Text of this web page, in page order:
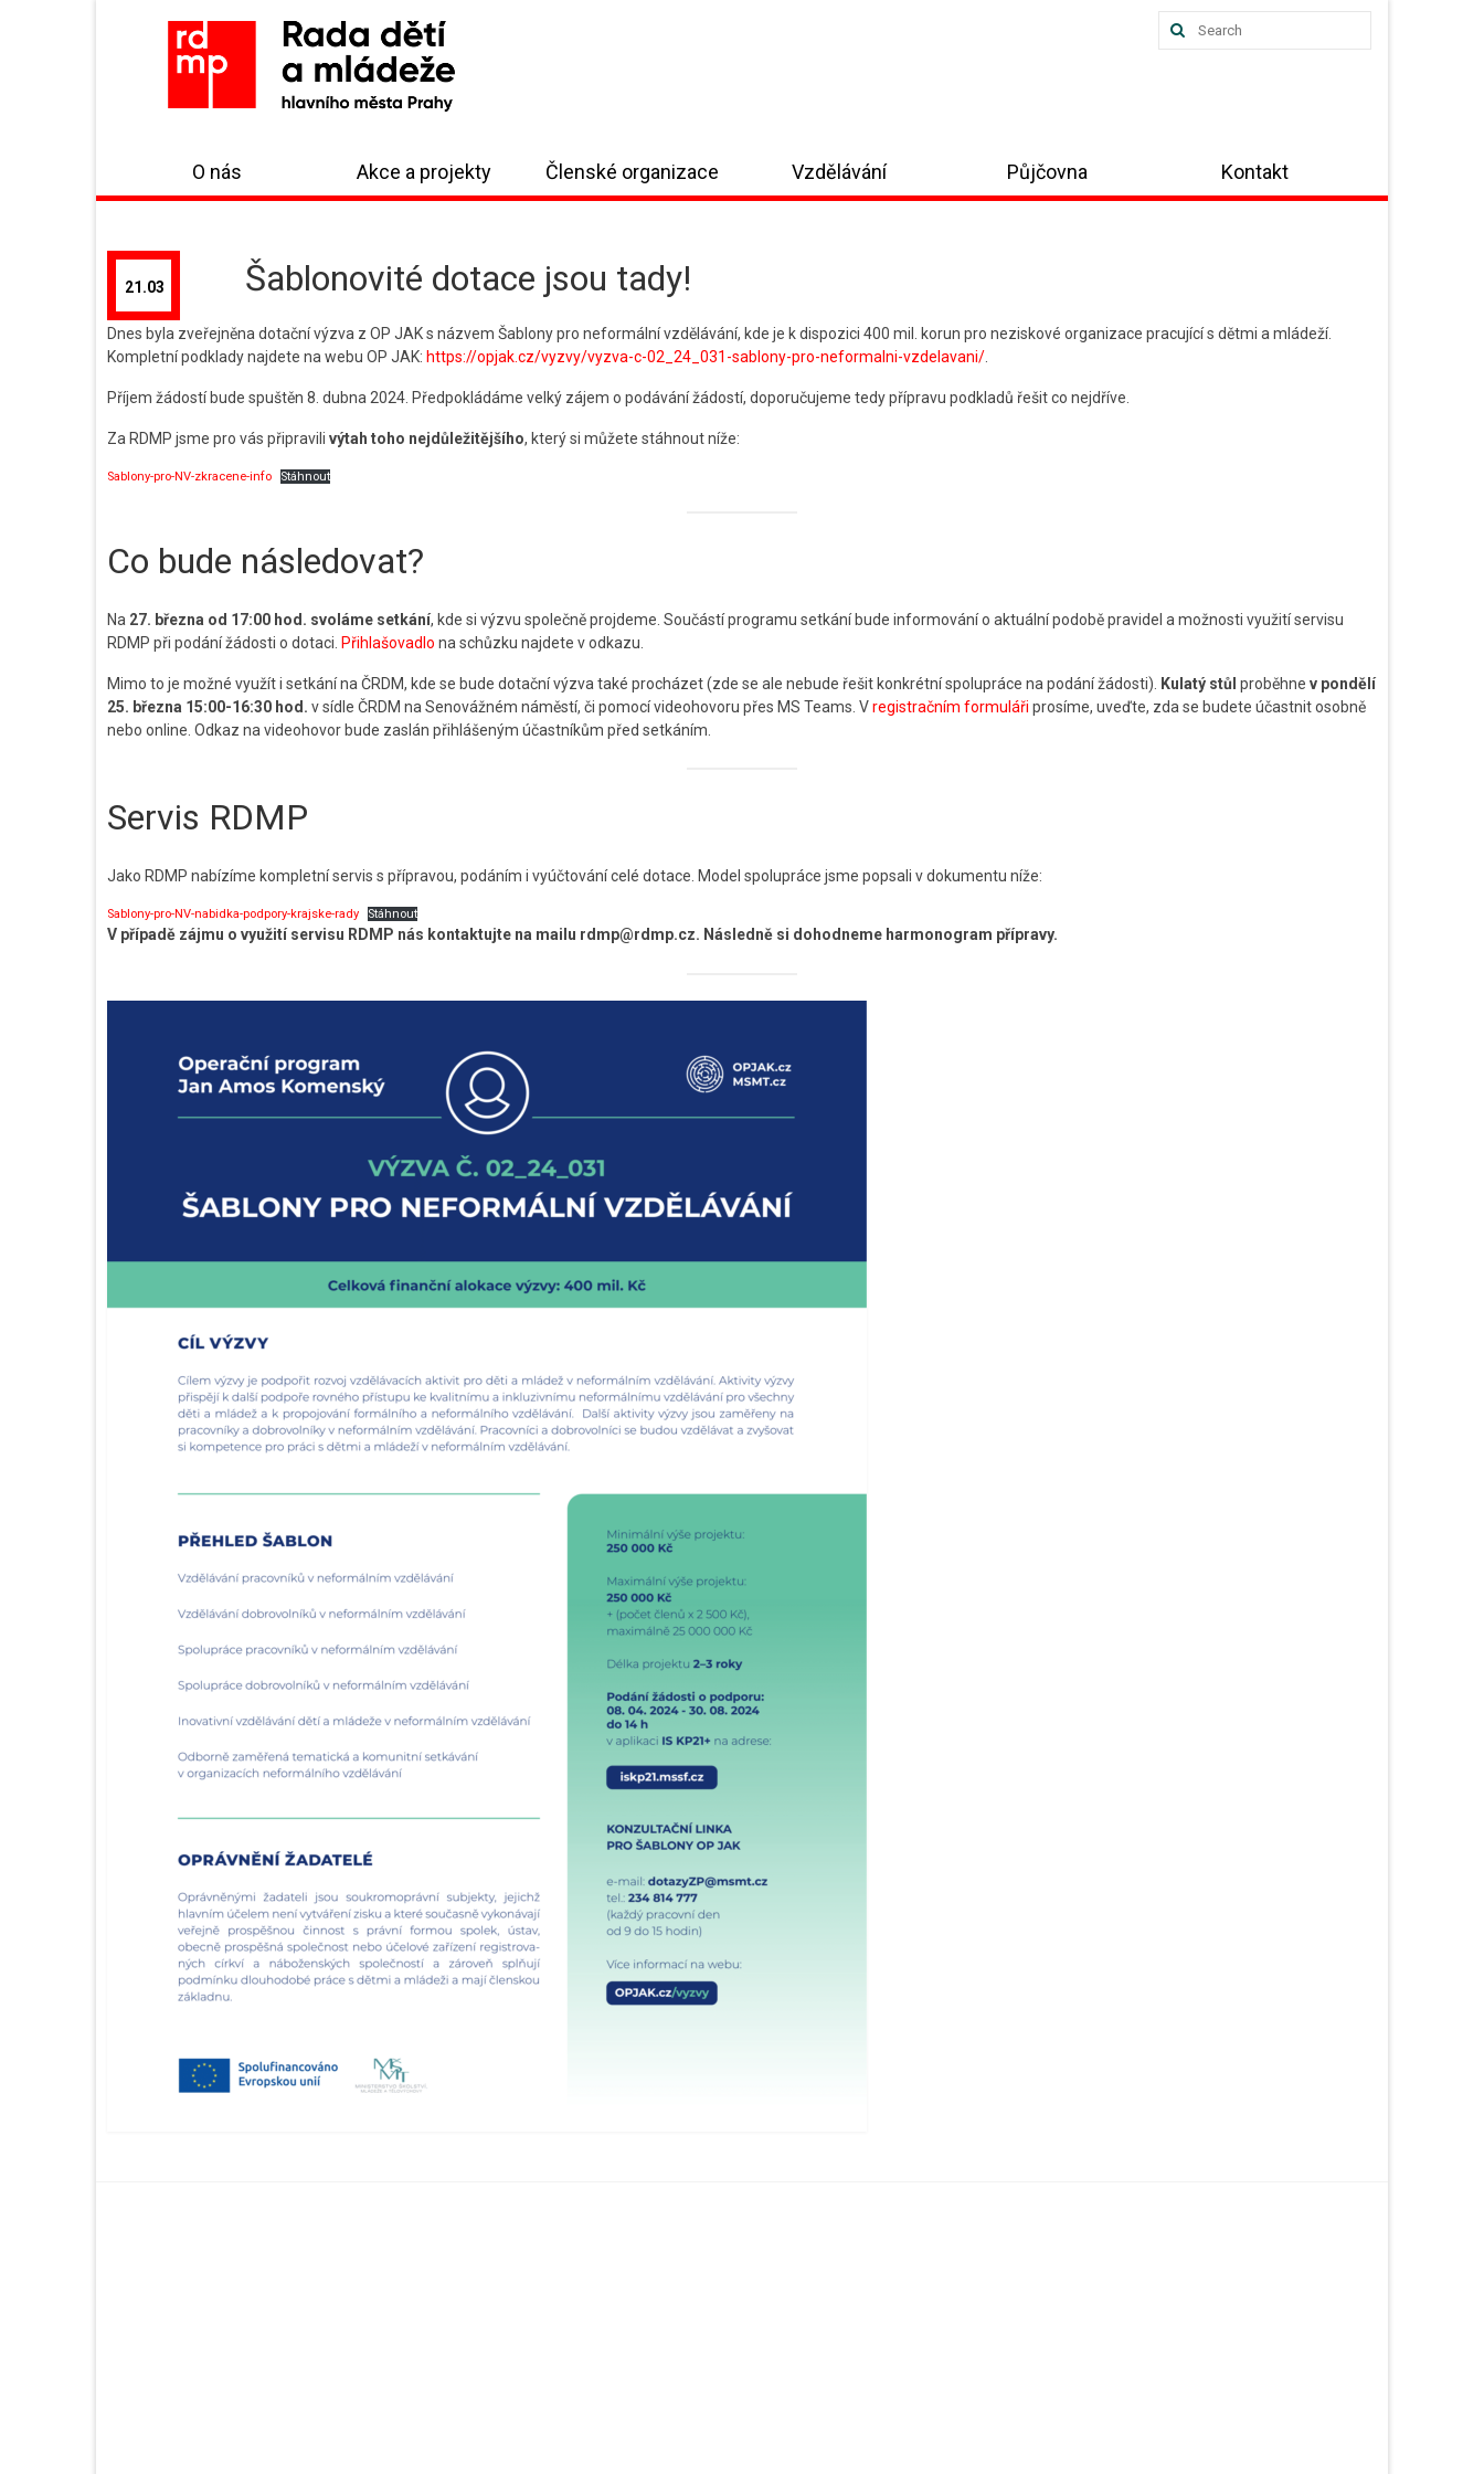
Search
O nás Akce a projekty Členské organizace Vzdělávání Půjčovna Kontakt
21.03 Šablonovité dotace jsou tady!
Dnes byla zveřejněna dotační výzva z OP JAK s názvem Šablony pro neformální vzdělávání, kde je k dispozici 400 mil. korun pro neziskové organizace pracující s dětmi a mládeží.
Kompletní podklady najdete na webu OP JAK: https://opjak.cz/vyzvy/vyzva-c-02_24_031-sablony-pro-neformalni-vzdelavani/
Příjem žádostí bude spuštěn 8. dubna 2024. Předpokládáme velký zájem o podávání žádostí, doporučujeme tedy přípravu podkladů řešit co nejdříve.
Za RDMP jsme pro vás připravili výtah toho nejdůležitějšího, který si můžete stáhnout níže:
Sablony-pro-NV-zkracene-info Stáhnout
Co bude následovat?
Na 27. března od 17:00 hod. svoláme setkání, kde si výzvu společně projdeme. Součástí programu setkání bude informování o aktuální podobě pravidel a možnosti využití servisu
RDMP při podání žádosti o dotaci. Přihlašovadlo na schůzku najdete v odkazu.
Mimo to je možné využít i setkání na ČRDM, kde se bude dotační výzva také procházet (zde se ale nebude řešit konkrétní spolupráce na podání žádosti). Kulatý stůl proběhne v pondělí
25. března 15:00-16:30 hod. v sídle ČRDM na Senovážném náměstí, či pomocí videohovoru přes MS Teams. Vregistračním formuláři prosíme, uveďte, zda se budete účastnit osobně
nebo online. Odkaz na videohovor bude zaslán přihlášeným účastníkům před setkáním.
Servis RDMP
Jako RDMP nabízíme kompletní servis s přípravou, podáním i vyúčtování celé dotace. Model spolupráce jsme popsali v dokumentu níže:
Sablony-pro-NV-nabidka-podpory-krajske-rady Stáhnout
V případě zájmu o využití servisu RDMP nás kontaktujte na mailu rdmp@rdmp.cz. Následně si dohodneme harmonogram přípravy.